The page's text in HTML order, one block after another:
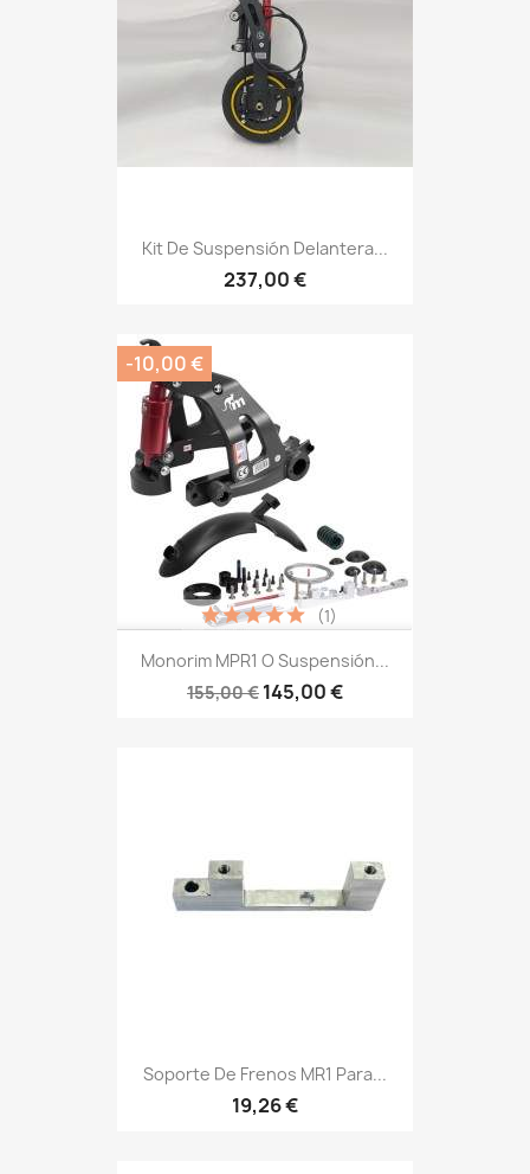
Kit De Suspensión Delantera...
237,00 €
Monorim MPR1 O Suspensión...
155,00 € 145,00 €
(1)
-10,00 €
Soporte De Frenos MR1 Para...
19,26 €